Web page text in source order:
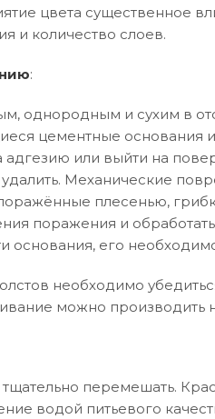
цвета существенное
и количество слоев.
:
однородным и сухим в
цементные основания
адгезию или выйти на
Механические
плесенью,
поражения и
основания, его
необходимо
можно производить
перемешать.
водой питьевого